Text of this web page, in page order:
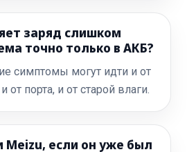
заряд слишком
точно только в АКБ?
симптомы могут идти и от
от порта, и от старой влаги.
Meizu, если он уже был